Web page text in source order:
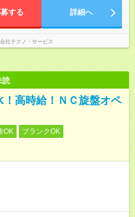
する 詳細へ
社テクノ・サービス
読
高時給！ＮＣ旋盤オペ
OK
ブランクOK